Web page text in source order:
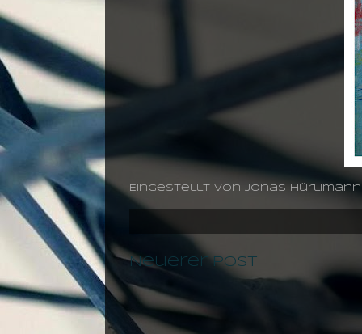
Eingestellt von jonas hürlimann
Neuerer Post